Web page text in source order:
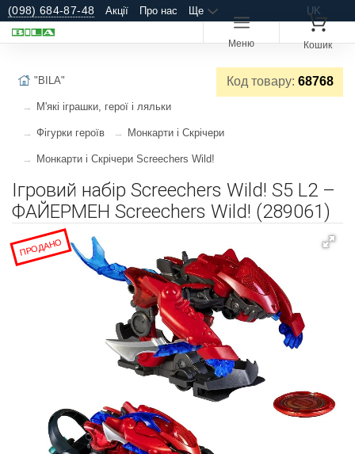
(098) 684-87-48 Акції Про нас Ще UK
Меню Кошик
Код товару: 68768
"BILA"
М'які іграшки, герої і ляльки
Фігурки героїв Монкарти і Скрічери
Монкарти і Скрічери Screechers Wild!
Ігровий набір Screechers Wild! S5 L2 –
ФАЙЕРМЕН Screechers Wild! (289061)
ПРОДАНО